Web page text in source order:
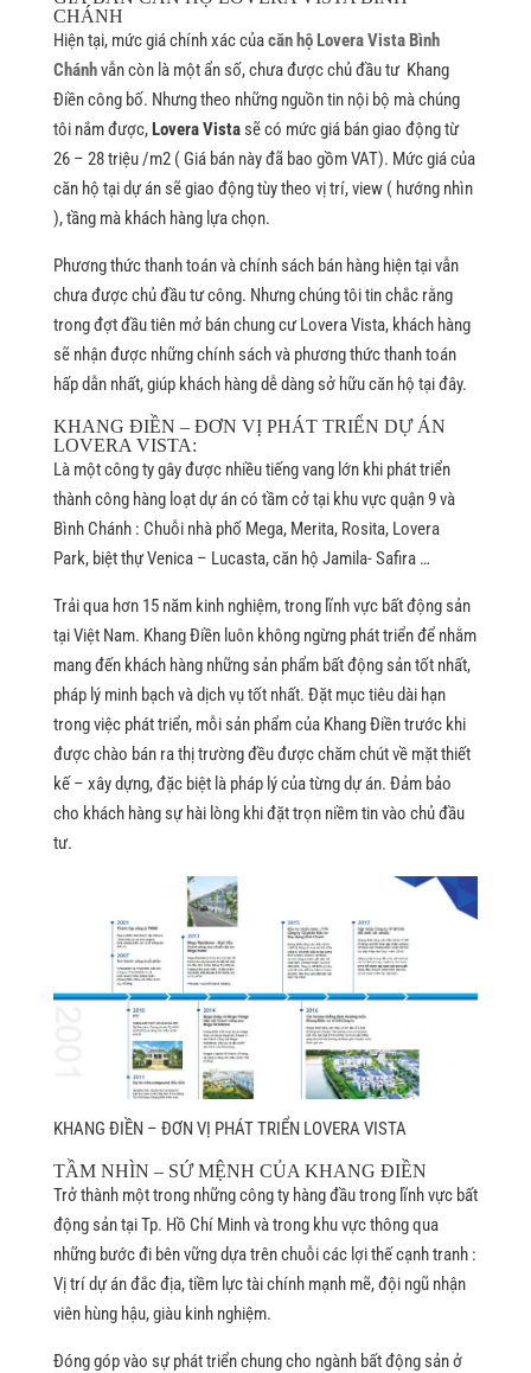
CHÁNH
Hiện tại, mức giá chính xác củacăn hộ Lovera Vista Bình
Chánhvẫn còn là một ẩn số, chưa được chủ đầu tư Khang
Điền công bố. Nhưng theo những nguồn tin nội bộ mà chúng
tôi nắm được,Lovera Vistasẽ có mức giá bán giao động từ
26 – 28 triệu /m2 ( Giá bán này đã bao gồm VAT). Mức giá của
căn hộ tại dự án sẽ giao động tùy theo vị trí, view ( hướng nhìn
), tầng mà khách hàng lựa chọn.
Phương thức thanh toán và chính sách bán hàng hiện tại vẫn
chưa được chủ đầu tư công. Nhưng chúng tôi tin chắc rằng
trong đợt đầu tiên mở bán chung cư Lovera Vista, khách hàng
sẽ nhận được những chính sách và phương thức thanh toán
hấp dẫn nhất, giúp khách hàng dễ dàng sở hữu căn hộ tại đây.
KHANG ĐIỀN – ĐƠN VỊ PHÁT TRIỂN DỰ ÁN
LOVERA VISTA:
Là một công ty gây được nhiều tiếng vang lớn khi phát triển
thành công hàng loạt dự án có tầm cở tại khu vực quận 9 và
Bình Chánh : Chuỗi nhà phố Mega, Merita, Rosita, Lovera
Park, biệt thự Venica – Lucasta, căn hộ Jamila- Safira …
Trải qua hơn 15 năm kinh nghiệm, trong lĩnh vực bất động sản
tại Việt Nam. Khang Điền luôn không ngừng phát triển để nhằm
mang đến khách hàng những sản phẩm bất động sản tốt nhất,
pháp lý minh bạch và dịch vụ tốt nhất. Đặt mục tiêu dài hạn
trong việc phát triển, mỗi sản phẩm của Khang Điền trước khi
được chào bán ra thị trường đều được chăm chút về mặt thiết
kế – xây dựng, đặc biệt là pháp lý của từng dự án. Đảm bảo
cho khách hàng sự hài lòng khi đặt trọn niềm tin vào chủ đầu
tư.
KHANG ĐIỀN – ĐƠN VỊ PHÁT TRIỂN LOVERA VISTA
TẦM NHÌN – SỨ MỆNH CỦA KHANG ĐIỀN
Trở thành một trong những công ty hàng đầu trong lĩnh vực bất
động sản tại Tp. Hồ Chí Minh và trong khu vực thông qua
những bước đi bên vững dựa trên chuỗi các lợi thế cạnh tranh :
Vị trí dự án đắc địa, tiềm lực tài chính mạnh mẽ, đội ngũ nhận
viên hùng hậu, giàu kinh nghiệm.
Đóng góp vào sự phát triển chung cho ngành bất động sản ở